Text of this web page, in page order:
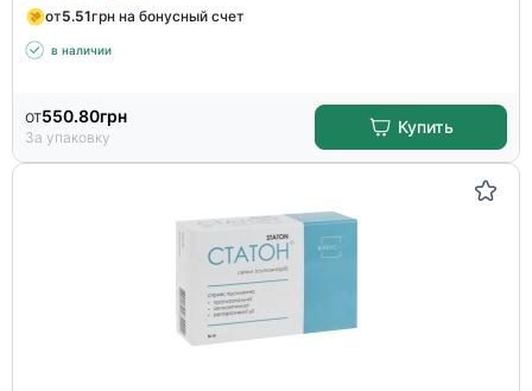
от5.51грн на бонусный счет
в наличии
от550.80грн
За упаковку
Купить